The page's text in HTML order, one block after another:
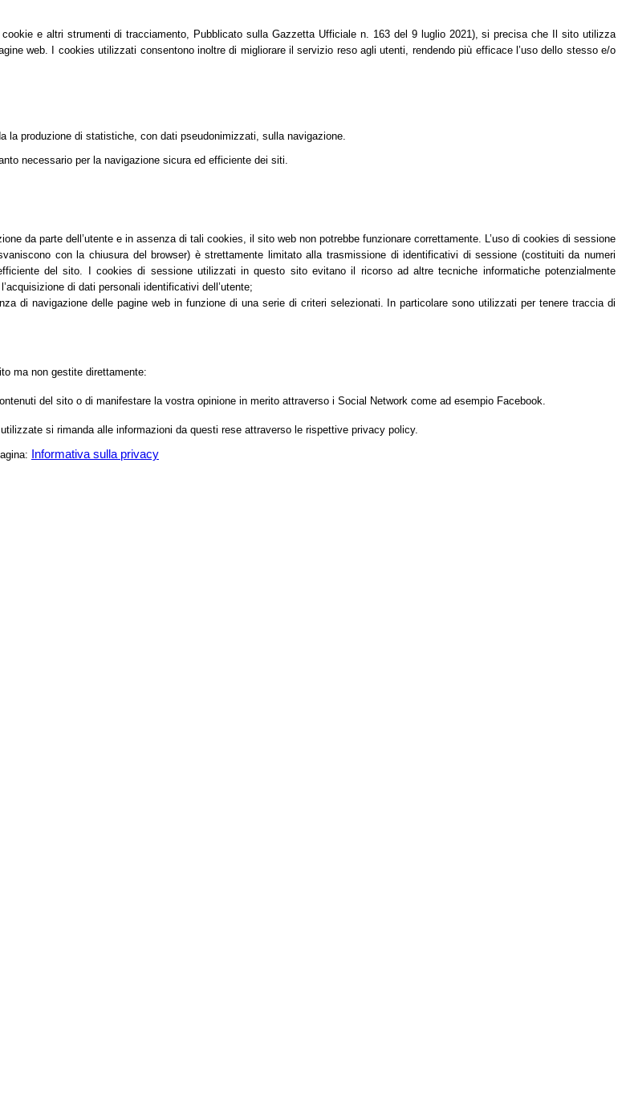
e altri strumenti di tracciamento, Pubblicato sulla Gazzetta Ufficiale n. 163 del 9 luglio 2021), si precisa che Il sito utilizza
web. I cookies utilizzati consentono inoltre di migliorare il servizio reso agli utenti, rendendo più efficace l’uso dello stesso e/o
la produzione di statistiche, con dati pseudonimizzati, sulla navigazione.
necessario per la navigazione sicura ed efficiente dei siti.
da parte dell’utente e in assenza di tali cookies, il sito web non potrebbe funzionare correttamente. L’uso di cookies di sessione
con la chiusura del browser) è strettamente limitato alla trasmissione di identificativi di sessione (costituiti da numeri
del sito. I cookies di sessione utilizzati in questo sito evitano il ricorso ad altre tecniche informatiche potenzialmente
di dati personali identificativi dell’utente;
di navigazione delle pagine web in funzione di una serie di criteri selezionati. In particolare sono utilizzati per tenere traccia di
ma non gestite direttamente:
del sito o di manifestare la vostra opinione in merito attraverso i Social Network come ad esempio Facebook.
si rimanda alle informazioni da questi rese attraverso le rispettive privacy policy.
Informativa sulla privacy